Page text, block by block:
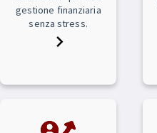
gestione finanziaria
senza stress.